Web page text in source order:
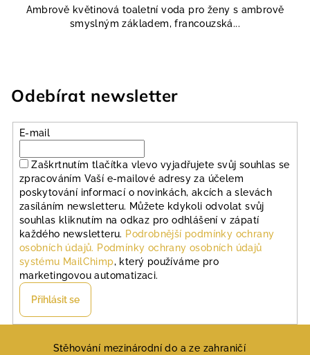
Ambrově květinová toaletní voda pro ženy s ambrově
smyslným základem, francouzská...
Odebírat newsletter
E-mail
Zaškrtnutím tlačítka vlevo vyjadřujete svůj souhlas se
zpracováním Vaší e-mailové adresy za účelem
poskytování informací o novinkách, akcích a slevách
zasíláním newsletteru. Můžete kdykoli odvolat svůj
souhlas kliknutím na odkaz pro odhlášení v zápatí
každého newsletteru. Podrobnější podmínky ochrany
osobních údajů. Podmínky ochrany osobních údajů
systému MailChimp, který používáme pro
marketingovou automatizaci.
Přihlásit se
Stěhování mezinárodní do a ze zahraničí